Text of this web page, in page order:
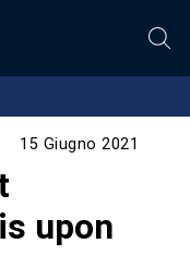
15 Giugno 2021
upon